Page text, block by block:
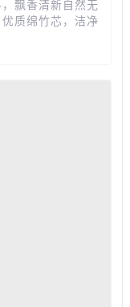
飘香清新自然无
质绵竹芯，洁净